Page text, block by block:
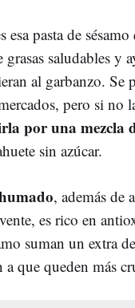
esa pasta de
saludables y
al garbanzo. Se
pero si no
por una mezcla
sin azúcar.
, además de
es rico en
suman un extra
a que queden más